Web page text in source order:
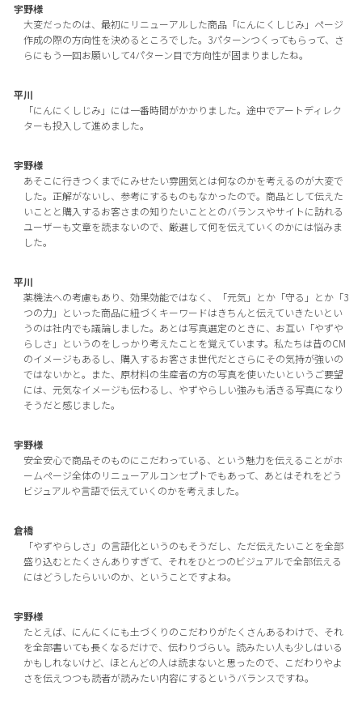
宇野様
大変だったのは、最初にリニューアルした商品「にんにくしじみ」ページ
作成の際の方向性を決めるところでした。3パターンつくってもらって、さ
らにもう一回お願いして4パターン目で方向性が固まりましたね。
平川
「にんにくしじみ」には一番時間がかかりました。途中でアートディレク
ターも投入して進めました。
宇野様
あそこに行きつくまでにみせたい雰囲気とは何なのかを考えるのが大変で
した。正解がないし、参考にするものもなかったので。商品として伝えた
いことと購入するお客さまの知りたいこととのバランスやサイトに訪れる
ユーザーも文章を読まないので、厳選して何を伝えていくのかには悩みま
した。
平川
薬機法への考慮もあり、効果効能ではなく、「元気」とか「守る」とか「3
つの力」といった商品に紐づくキーワードはきちんと伝えていきたいとい
うのは社内でも議論しました。あとは写真選定のときに、お互い「やずや
らしさ」というのをしっかり考えたことを覚えています。私たちは昔のCM
のイメージもあるし、購入するお客さま世代だとさらにその気持が強いの
ではないかと。また、原材料の生産者の方の写真を使いたいというご要望
には、元気なイメージも伝わるし、やずやらしい強みも活きる写真になり
そうだと感じました。
宇野様
安全安心で商品そのものにこだわっている、という魅力を伝えることがホ
ームページ全体のリニューアルコンセプトでもあって、あとはそれをどう
ビジュアルや言語で伝えていくのかを考えました。
倉橋
「やずやらしさ」の言語化というのもそうだし、ただ伝えたいことを全部
盛り込むとたくさんありすぎて、それをひとつのビジュアルで全部伝える
にはどうしたらいいのか、ということですよね。
宇野様
たとえば、にんにくにも土づくりのこだわりがたくさんあるわけで、それ
を全部書いても長くなるだけで、伝わりづらい。読みたい人も少しはいる
かもしれないけど、ほとんどの人は読まないと思ったので、こだわりやよ
さを伝えつつも読者が読みたい内容にするというバランスですね。